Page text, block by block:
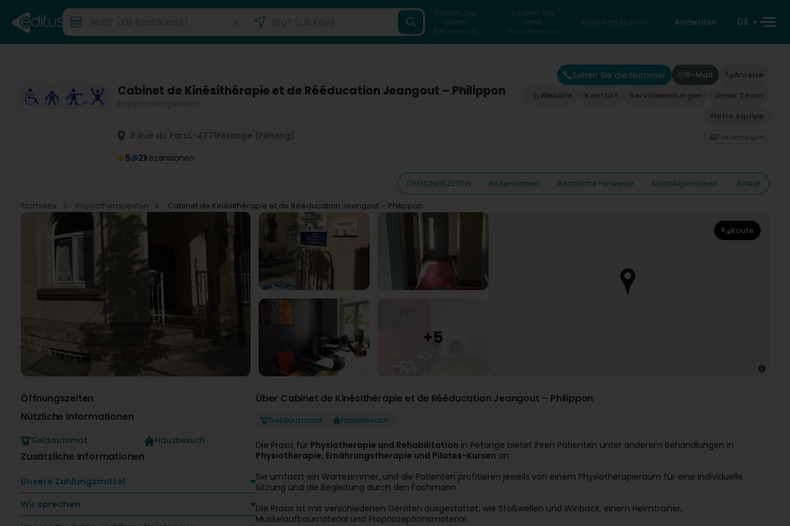
Finden Sie
einen
Fachmann
Finden Sie
eine
Privatperson
Rückwärtssuche Anmelden DE
Cabinet de Kinésithérapie et de Rééducation Jeangout – Philippon
3 Rue du ParcL-4771Pétange (Péiteng)
5
21rezensionen
Sehen Sie die Nummer E-Mail
Anreise
Website
Kontakt Serviceleistungen
Unser Team
Notre équipe
Fax anzeigen
ÖFFNUNGSZEITEN Rezensionen Rechtliche Hinweise Kontaktpersonen
Artikel
Startseite
Physiotherapeuten Cabinet de Kinésithérapie et de Rééducation Jeangout – Philippon
Route
Öffnungszeiten
Nützliche Informationen
Geldautomat Hausbesuch
Zusätzliche Informationen
Unsere Zahlungsmittel
Wir sprechen
Über Cabinet de Kinésithérapie et de Rééducation Jeangout – Philippon
Geldautomat Hausbesuch
Die Praxis für Physiotherapie und Rehabilitation in Pétange bietet ihren Patienten unter anderem Behandlungen in
Physiotherapie, Ernährungstherapie und Pilates-Kursen an.
Sie umfasst ein Wartezimmer, und die Patienten profitieren jeweils von einem Physiotherapieraum für eine individuelle
Sitzung und die Begleitung durch den Fachmann.
Die Praxis ist mit verschiedenen Geräten ausgestattet, wie Stoßwellen und Winback, einem Heimtrainer,
Muskelaufbaumaterial und Propriozeptionsmaterial.